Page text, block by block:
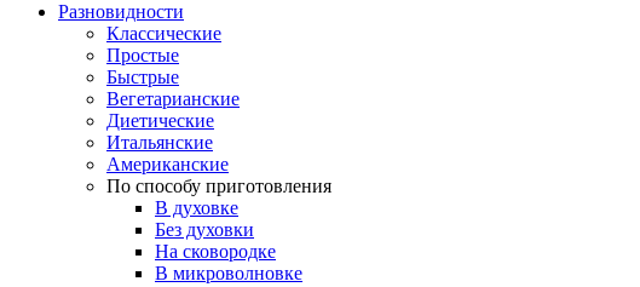
Разновидности
Классические
Простые
Быстрые
Вегетарианские
Диетические
Итальянские
Американские
По способу приготовления
В духовке
Без духовки
На сковородке
В микроволновке